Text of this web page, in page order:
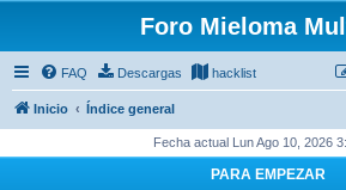
Foro Mieloma
FAQ Descargas hacklist
Inicio Índice general
Fecha actual Lun Ago 10, 2026
PARA EMPEZAR